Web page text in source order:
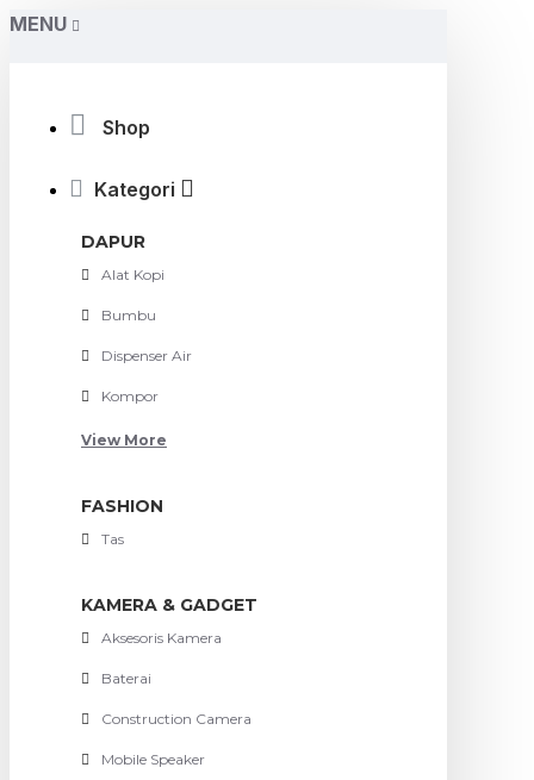
MENU
Shop
Kategori
DAPUR
Alat Kopi
Bumbu
Dispenser Air
Kompor
View More
FASHION
Tas
KAMERA & GADGET
Aksesoris Kamera
Baterai
Construction Camera
Mobile Speaker